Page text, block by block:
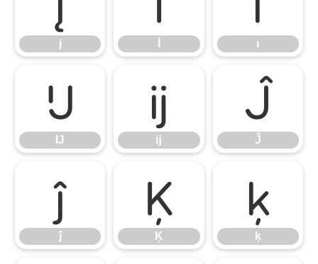
į ı
Ĳ
Ĳ
ĳ
ĳ
Ĵ
Ĵ
ĵ
ĵ
Ķ
Ķ
ķ
ķ